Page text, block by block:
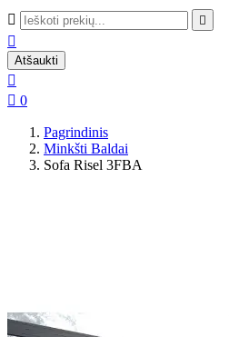
 

Atšaukti

 0
Pagrindinis
Minkšti Baldai
Sofa Risel 3FBA